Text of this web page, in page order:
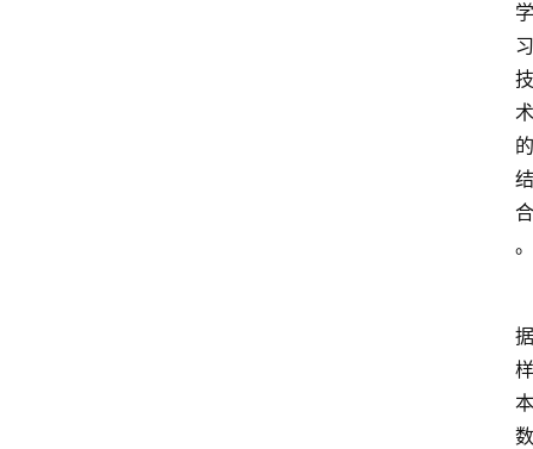
学
习
技
术
的
结
合
。
据
样
本
数